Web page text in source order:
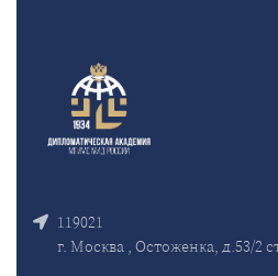
119021
г. Москва , Остоженка, д.53/2